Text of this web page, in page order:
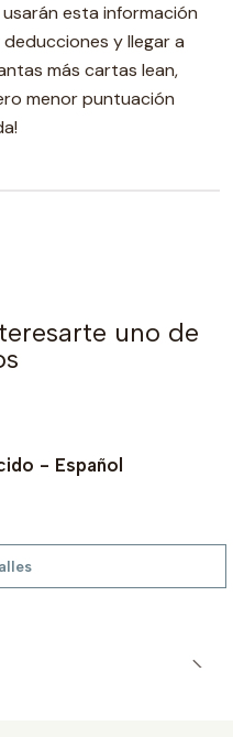
esta información
y llegar a
más cartas lean,
menor puntuación
uno de
- Español